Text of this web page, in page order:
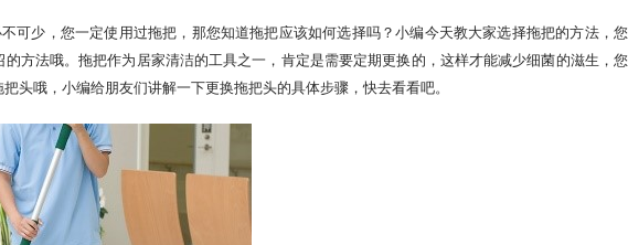
可少，您一定使用过拖把，那您知道拖把应该如何选择吗？小编今天教大家选择拖把的方法，您
方法哦。拖把作为居家清洁的工具之一，肯定是需要定期更换的，这样才能减少细菌的滋生，您
头哦，小编给朋友们讲解一下更换拖把头的具体步骤，快去看看吧。